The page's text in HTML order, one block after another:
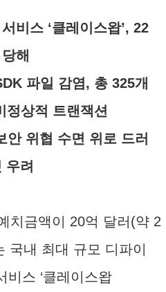
비스 ‘클레이스왑’, 22
해
파일 감염, 총 325개
정상적 트랜잭션
안 위협 수면 위로 드러
우려
치금액이 20억 달러(약 2
국내 최대 규모 디파이
비스 ‘클레이스왑